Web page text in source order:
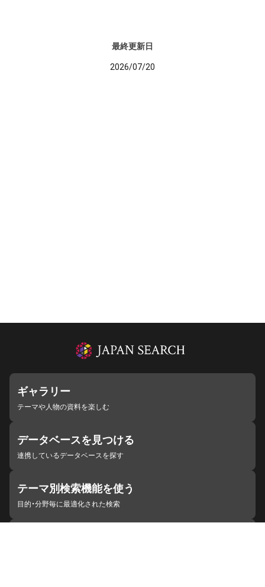
最終更新日
2026/07/20
ギャラリー
テーマや人物の資料を楽しむ
データベースを見つける
連携しているデータベースを探す
テーマ別検索機能を使う
目的・分野毎に最適化された検索